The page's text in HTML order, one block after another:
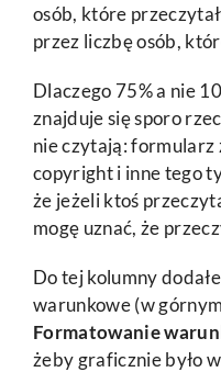
osób, które
przez liczbę osób,
Dlaczego 75% a nie
znajduje się sporo
nie czytają: formularz
copyright i inne tego
że jeżeli ktoś
mogę uznać, że
Do tej kolumny
warunkowe (w
Formatowanie
żeby graficznie było